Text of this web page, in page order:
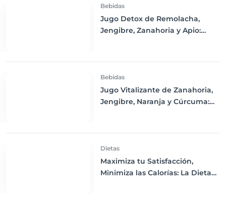
Bebidas
Jugo Detox de Remolacha,
Jengibre, Zanahoria y Apio:
Bebidas
Jugo Vitalizante de Zanahoria,
Jengibre, Naranja y Cúrcuma:
Dietas
Maximiza tu Satisfacción,
Minimiza las Calorías: La Dieta